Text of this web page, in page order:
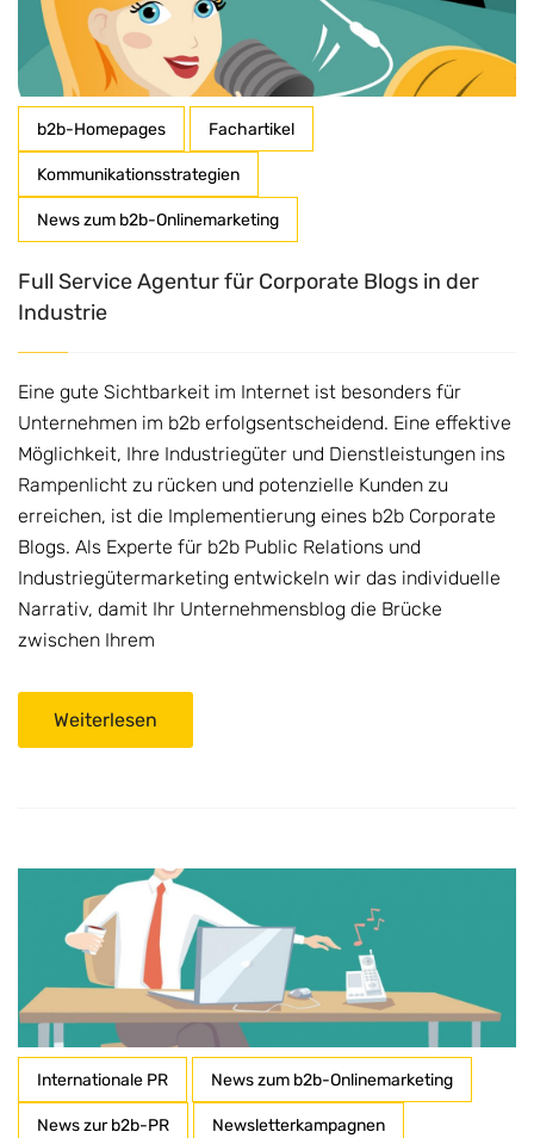
b2b-Homepages Fachartikel
Kommunikationsstrategien
News zum b2b-Onlinemarketing
Full Service Agentur für Corporate Blogs in der
Industrie
Eine gute Sichtbarkeit im Internet ist besonders für
Unternehmen im b2b erfolgsentscheidend. Eine effektive
Möglichkeit, Ihre Industriegüter und Dienstleistungen ins
Rampenlicht zu rücken und potenzielle Kunden zu
erreichen, ist die Implementierung eines b2b Corporate
Blogs. Als Experte für b2b Public Relations und
Industriegütermarketing entwickeln wir das individuelle
Narrativ, damit Ihr Unternehmensblog die Brücke
zwischen Ihrem
Weiterlesen
Internationale PR News zum b2b-Onlinemarketing
News zur b2b-PR Newsletterkampagnen